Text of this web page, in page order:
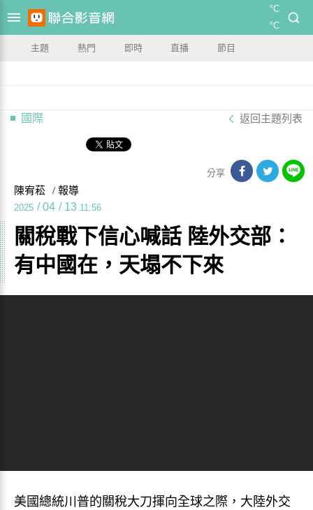
°C
°C
主題 熱門 即時 直播 節目
國際 返回主題列表
分享
陳宥菘 / 報導
2025 / 04 / 13 11:56
關稅戰下信心喊話 陸外交部：
有中國在，天塌不下來
美國總統川普的關稅大刀揮向全球之際，大陸外交